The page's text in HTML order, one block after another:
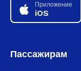
Приложение
iOS
Пассажирам